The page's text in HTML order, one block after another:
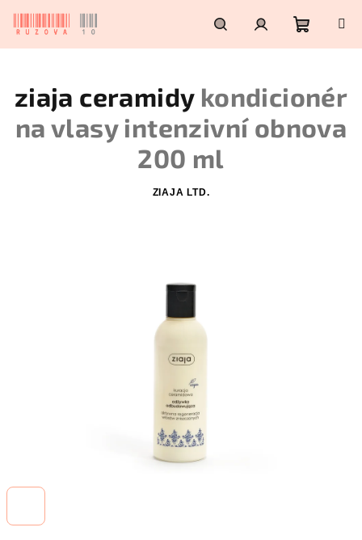
HledatPřihlášeníNákupní
košík
ziaja ceramidy kondicionér
na vlasy intenzivní obnova
200 ml
ZIAJA LTD.